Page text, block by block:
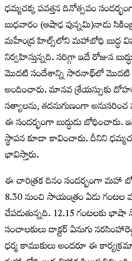
ధమ్మచక్క పవత్తన దినోత్సవం
బుధవారం (ఆషాఢ పున్నమి)నాడు
మహేంద్ర హిల్స్‌లోని మహాబోధి బుద్ధ
నిర్వహిస్తున్నది. సరిగ్గా ఇదే రోజున
మొదటి సందేశాన్ని సారనాథ్‌లో మొదటి
అందించారు. మానవ శ్రేయస్సుకు
సత్యాలను, తదనుగుణంగా
ఈ సందర్భంగా బుద్ధుడు బోధించారు.
స్థాపన కూడా కావించారు. దీనిని
భావిస్తారు.
ఈ చారిత్రక దినం సందర్భంగా మహా
8.30 నుంచి సాయంత్రం ఏడు గంటల
చేపడుతున్నది. 12.15 గంటలకు
సంచాలకులు డాక్టర్ ఏనుగు
ధర్మ కాముకులు అందరూ ఈ